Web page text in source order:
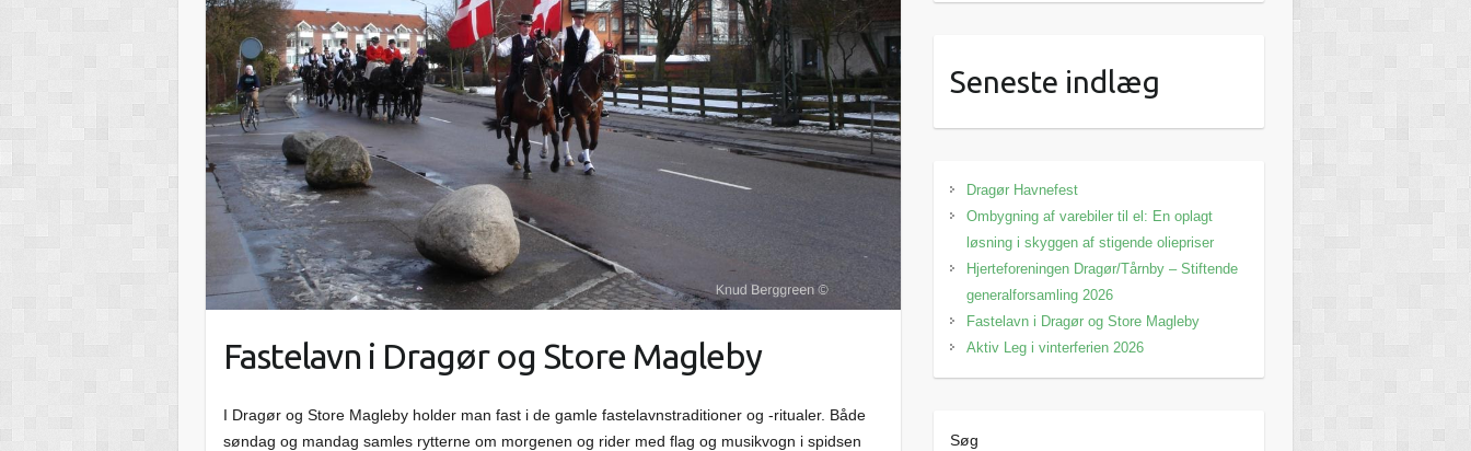
Fastelavn i Dragør og Store Magleby
I Dragør og Store Magleby holder man fast i de gamle fastelavnstraditioner og -ritualer. Både
søndag og mandag samles rytterne om morgenen og rider med flag og musikvogn i spidsen
Seneste indlæg
Dragør Havnefest
Ombygning af varebiler til el: En oplagt
løsning i skyggen af stigende oliepriser
Hjerteforeningen Dragør/Tårnby – Stiftende
generalforsamling 2026
Fastelavn i Dragør og Store Magleby
Aktiv Leg i vinterferien 2026
Søg